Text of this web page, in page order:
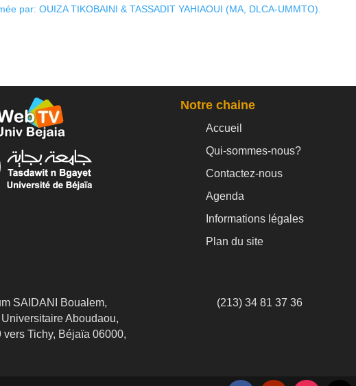
par: OUIZA TIKOBAINI & TASSADIT YAHIAOUI (MA, DLCA-UMMTO).
Notre chaine
Accueil
Qui-sommes-nous?
Contactez-nous
Agenda
Informations légales
Plan du site
SAIDANI Boualem,
Aboudaou,
vers Tichy, Béjaïa 06000,
(213) 34 81 37 36